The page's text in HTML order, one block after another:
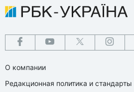
О компании
Редакционная политика и стандарты